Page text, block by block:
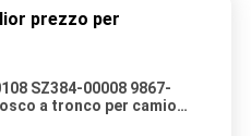
prezzo per
SZ384-00008 9867-
a tronco per camion